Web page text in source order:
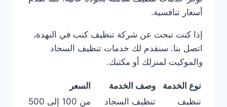
أسعار تنافسية.
إذا كنت تبحث عن شركة تنظيف كنب في النهدة،
اتصل بنا. سنقدم لك خدمات تنظيف السجاد
والموكيت لمنزلك أو مكتبك.
نوع الخدمة وصف الخدمة
السعر
تنظيف
تنظيف السجاد
من 100 إلى 500